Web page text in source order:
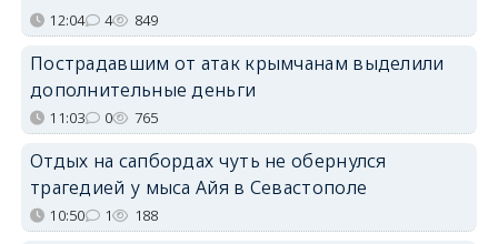
12:04 4 849
Пострадавшим от атак крымчанам выделили
дополнительные деньги
11:03 0 765
Отдых на сапбордах чуть не обернулся
трагедией у мыса Айя в Севастополе
10:50 1 188